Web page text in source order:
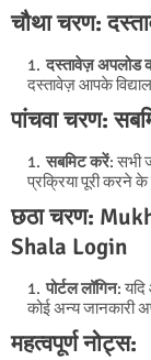
चौथा चरण:
दस्तावेज़ अपलोड
दस्तावेज़ आपके
पांचवा चरण:
सबमिट करें: सभी
प्रक्रिया पूरी करने
छठा चरण:
Shala Login
पोर्टल लॉगिन:
कोई अन्य जानकारी
महत्वपूर्ण नोट्स: